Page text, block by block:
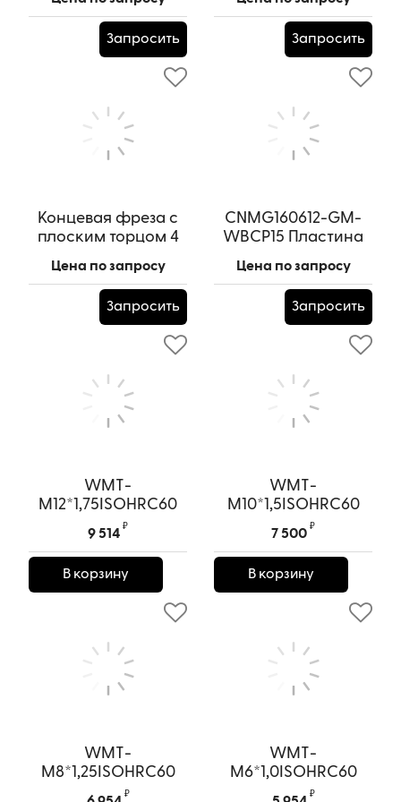
CCGT09T301R-KU-
WKCU20
Запросить
CCGT09T301L-KU-
WKCU20
Запросить
Концевая фреза с
плоским торцом 4
3х9х4х50L
HRC70x3х9х4х50L
Цена по запросу
Запросить
CNMG160612-GM-
WBCP15 Пластина
CNMG160612-GM-
WBCP15
Цена по запросу
Запросить
WMT-
M12*1,75ISOHRC60
Фреза
резьбонарезная
HONGSHENG
Артикул:WMT-
M12*1,75ISOHRC60
9 514
₽
В корзину
WMT-
M10*1,5ISOHRC60
Фреза
резьбонарезная
HONGSHENG
Артикул: WMT-M10*1,5ISOHRC60
7 500
₽
В корзину
WMT-
M8*1,25ISOHRC60
Фреза
₽
WMT-
M6*1,0ISOHRC60
Фреза
₽